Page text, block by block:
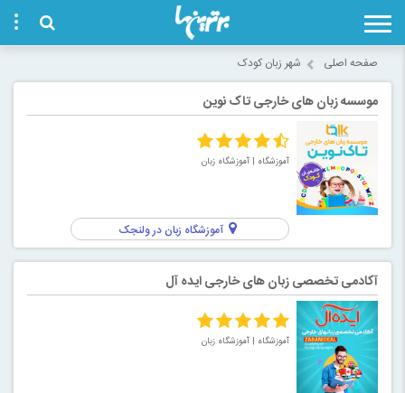
صفحه اصلی شهر زبان کودک
موسسه زبان های خارجی تاک نوین
آموزشگاه | آموزشگاه زبان
آموزشگاه زبان در ولنجک
آکادمی تخصصی زبان های خارجی ایده آل
آموزشگاه | آموزشگاه زبان